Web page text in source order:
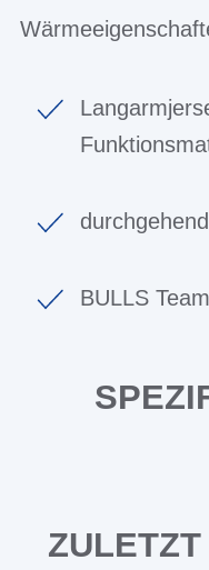
BULLS